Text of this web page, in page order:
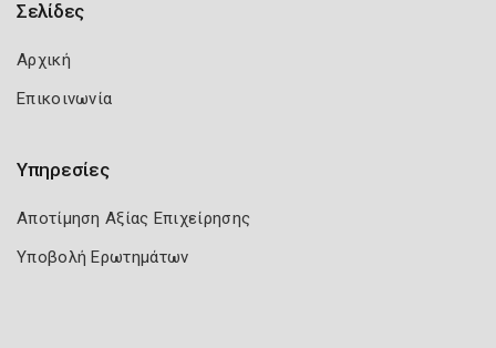
Σελίδες
Αρχική
Επικοινωνία
Υπηρεσίες
Αποτίμηση Αξίας Επιχείρησης
Υποβολή Ερωτημάτων